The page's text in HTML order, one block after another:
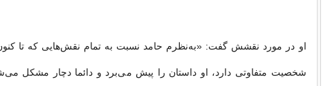
او در مورد نقشش گفت: «به‌نظرم حامد نسبت به تمام نقش‌هایی که تا کنون
شخصیت متفاوتی دارد، او داستان را پیش می‌برد و دائما دچار مشکل